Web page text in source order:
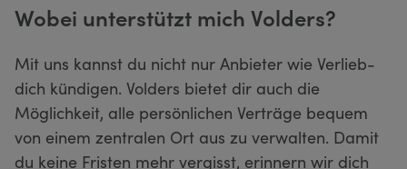
Wobei unterstützt mich Volders?
Mit uns kannst du nicht nur Anbieter wie Verlieb-
dich kündigen. Volders bietet dir auch die
Möglichkeit, alle persönlichen Verträge bequem
von einem zentralen Ort aus zu verwalten. Damit
du keine Fristen mehr vergisst, erinnern wir dich